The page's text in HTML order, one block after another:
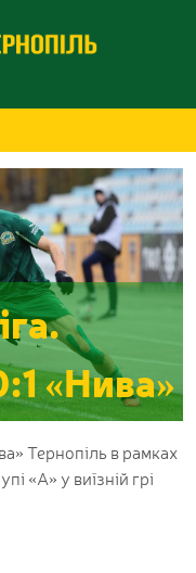
«Нива»
Тернопіль в рамках
«А» у виїзній грі